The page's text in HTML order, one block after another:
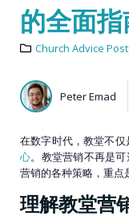
的全面
Church Advice
Peter Emad
在数字时代，教堂不
心。教堂营销不再是
营销的各种策略，重点
理解教堂营